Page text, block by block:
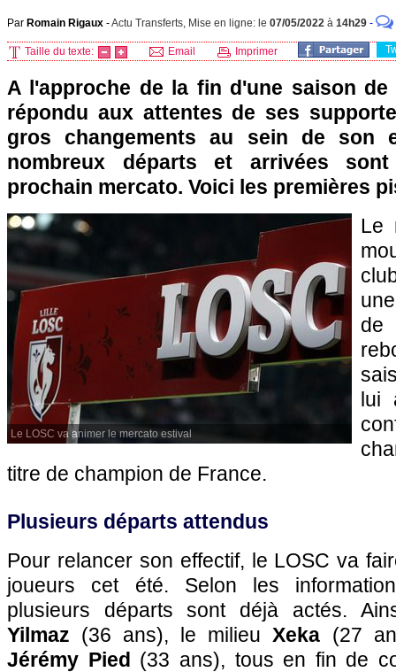
Par Romain Rigaux -Actu Transferts, Mise en ligne: le 07/05/2022 à 14h29 -
Taille du texte: Email Imprimer
A l'approche de la fin d'une saison
répondu aux attentes de ses
gros changements au sein de son
nombreux départs et arrivées
prochain mercato. Voici les premières
Le LOSC va animer le mercato estival
Le
de
lui
titre de champion de France.
Plusieurs départs attendus
Pour relancer son effectif, le LOSC va
joueurs cet été. Selon les
plusieurs départs sont déjà actés.
Yilmaz (36 ans), le milieu Xeka (27
Jérémy Pied (33 ans), tous en fin de